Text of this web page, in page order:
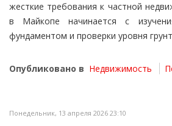
жесткие требования к частной
в Майкопе начинается с
фундаментом и проверки уровня
Опубликовано в Недвижимость
Понедельник, 13 апреля 2026 23:10